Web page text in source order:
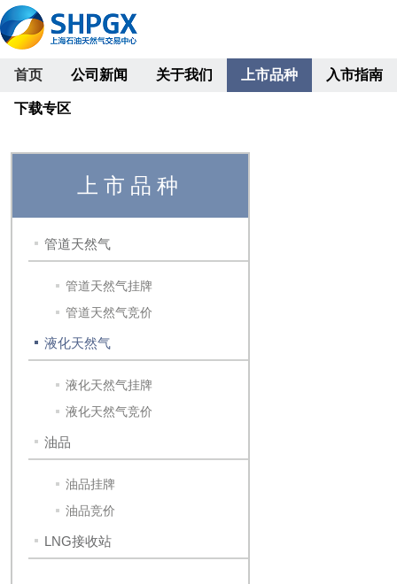
首页 公司新闻 关于我们 上市品种 入市指南
下载专区
上市品种
管道天然气
管道天然气挂牌
管道天然气竞价
液化天然气
液化天然气挂牌
液化天然气竞价
油品
油品挂牌
油品竞价
LNG接收站